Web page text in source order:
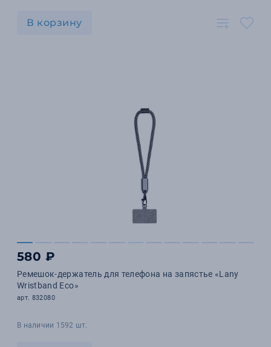
В корзину
580 ₽
Ремешок-держатель для телефона на запястье «Lany
Wristband Eco»
арт. 832080
В наличии 1592 шт.